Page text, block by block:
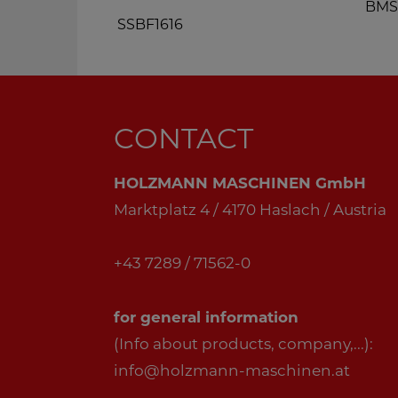
SSBF1616
CONTACT
HOLZMANN MASCHINEN GmbH
Marktplatz 4 / 4170 Haslach / Austria
+43 7289 / 71562-0
for general information
(Info about products, company,...):
info@holzmann-maschinen.at